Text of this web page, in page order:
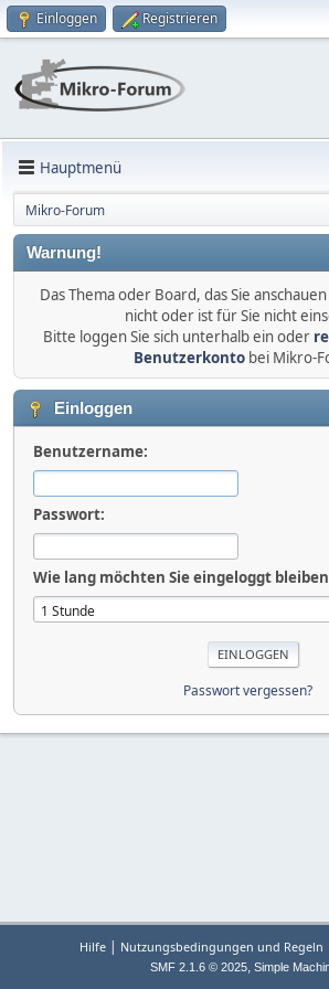
Einloggen Registrieren
Hauptmenü
Mikro-Forum
Warnung!
Das Thema oder Board, das Sie
nicht oder ist für Sie nicht
Bitte loggen Sie sich unterhalb ein oder
Benutzerkontobei Mikro-
Einloggen
Benutzername:
Passwort:
Wie lang möchten Sie eingeloggt
Passwort vergessen?
Hilfe | Nutzungsbedingungen und Regeln
SMF 2.1.6 © 2025, Simple